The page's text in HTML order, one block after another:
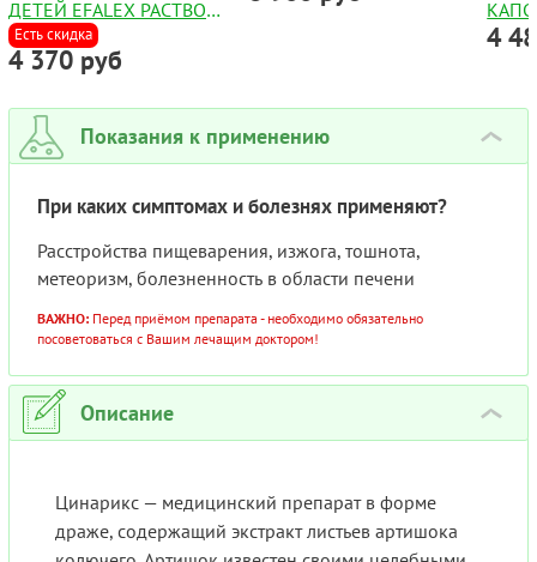
ДЕТЕЙ EFALEX РАСТВОР
ГЕРМАНИЯ 150МЛ
Есть скидка
4 370 руб
4
Показания к применению ›
При каких симптомах и болезнях применяют?
Расстройства пищеварения, изжога, тошнота,
метеоризм, болезненность в области печени
ВАЖНО: Перед приёмом препарата - необходимо обязательно
посоветоваться с Вашим лечащим доктором!
Описание ›
Цинарикс — медицинский препарат в форме
драже, содержащий экстракт листьев артишока